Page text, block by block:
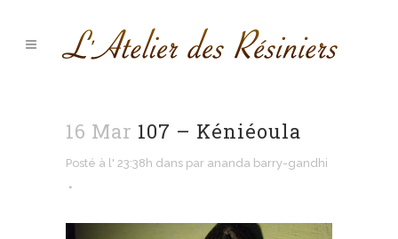
16 Mar 107 – Kéniéoula
Posté à l' 23:38h dans par ananda barry-gandhi